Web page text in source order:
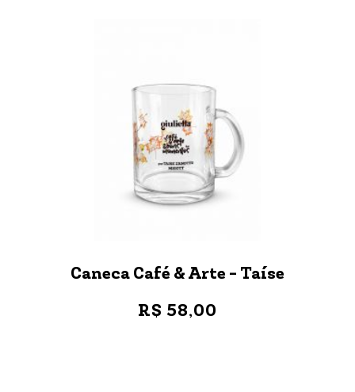
Caneca Café & Arte - Taíse
R$ 58,00